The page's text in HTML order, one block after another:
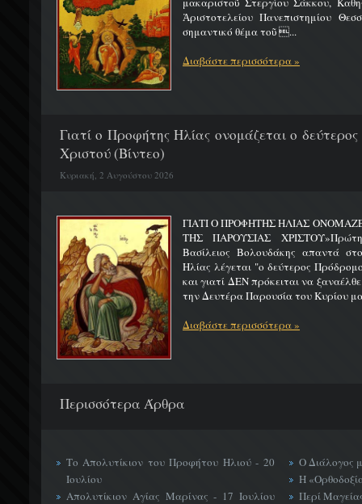
Ἀριστοτελείου Πανεπιστημίου
σημαντικό θέμα τοῦ ...
Διαβάστε περισσότερα »
Γιατί ο Προφήτης Ηλίας ονομάζεται ο
Χριστού (Βίντεο)
Κυριακή, 2 Αυγούστου 2026
ΓΙΑΤΙ Ο ΠΡΟΦΗΤΗΣ ΗΛΙΑΣ
ΤΗΣ ΠΑΡΟΥΣΙΑΣ
Βασίλειος Βολουδάκης απαντά
Ηλίας λέγεται "ο δεύτερος
και γιατί ΔΕΝ πρόκειται να
την Δευτέρα Παρουσία του Κυρίου
Διαβάστε περισσότερα »
Περισσότερα Άρθρα
Το Απολυτίκιον του Προφήτου Ηλιού - 20
Ιουλίου
Απολυτίκιον Αγίας Μαρίνας - 17 Ιουλίου
Ο Διάλογος
Η
Περί